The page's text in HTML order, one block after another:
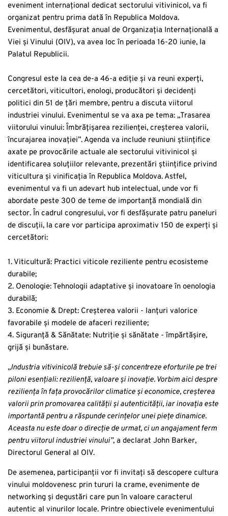
eveniment internațional dedicat sectorului vitivinicol, va fi
organizat pentru prima dată în Republica Moldova.
Evenimentul, desfășurat anual de Organizația Internațională a
Viei și Vinului (OIV), va avea loc în perioada 16-20 iunie, la
Palatul Republicii.
Congresul este la cea de-a 46-a ediție și va reuni experți,
cercetători, viticultori, enologi, producători și decidenți
politici din 51 de țări membre, pentru a discuta viitorul
industriei vinului. Evenimentul se va axa pe tema: „Trasarea
viitorului vinului: Îmbrățișarea rezilienței, creșterea valorii,
încurajarea inovației”. Agenda va include reuniuni științifice
axate pe provocările actuale ale sectorului vitivinicol și
identificarea soluțiilor relevante, prezentări științifice privind
viticultura și vinificația în Republica Moldova. Astfel,
evenimentul va fi un adevart hub intelectual, unde vor fi
abordate peste 300 de teme de importanță mondială din
sector. În cadrul congresului, vor fi desfășurate patru paneluri
de discuții, la care vor participa aproximativ 150 de experți și
cercetători:
1. Viticultură: Practici viticole reziliente pentru ecosisteme
durabile;
2. Oenologie: Tehnologii adaptative și inovatoare în oenologia
durabilă;
3. Economie & Drept: Creșterea valorii - lanțuri valorice
favorabile și modele de afaceri reziliente;
4. Siguranță & Sănătate: Nutriție și sănătate - împărtășire,
grijă și bunăstare.
„Industria vitivinicolă trebuie să-și concentreze eforturile pe trei
piloni esențiali: reziliență, valoare și inovație. Vorbim aici despre
reziliența în fața provocărilor climatice și economice, creșterea
valorii prin promovarea calității și autenticității, iar inovația este
importantă pentru a răspunde cerințelor unei piețe dinamice.
Aceasta nu este doar o direcție de urmat, ci un angajament ferm
pentru viitorul industriei vinului”, a declarat John Barker,
Directorul General al OIV.
De asemenea, participanții vor fi invitați să descopere cultura
vinului moldovenesc prin tururi la crame, evenimente de
networking și degustări care pun în valoare caracterul
autentic al vinurilor locale. Printre obiectivele evenimentului